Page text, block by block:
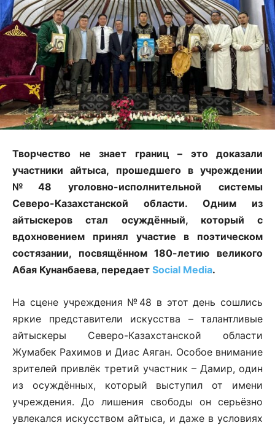
Творчество не знает границ – это доказали
участники айтыса, прошедшего в учреждении
№48 уголовно-исполнительной системы
Северо-Казахстанской области. Одним из
айтыскеров стал осуждённый, который с
вдохновением принял участие в поэтическом
состязании, посвящённом 180-летию великого
Абая Кунанбаева, передает Social Media.
На сцене учреждения №48 в этот день сошлись
яркие представители искусства – талантливые
айтыскеры Северо-Казахстанской области
Жумабек Рахимов и Диас Аяган. Особое внимание
зрителей привлёк третий участник – Дамир, один
из осуждённых, который выступил от имени
учреждения. До лишения свободы он серьёзно
увлекался искусством айтыса, и даже в условиях